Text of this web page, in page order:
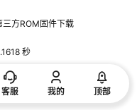
方ROM固件下载
秒
客服 我的 顶部